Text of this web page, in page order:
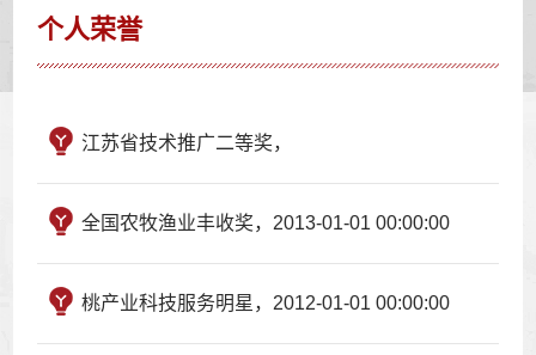
个人荣誉
江苏省技术推广二等奖，
全国农牧渔业丰收奖，2013-01-01 00:00:00
桃产业科技服务明星，2012-01-01 00:00:00